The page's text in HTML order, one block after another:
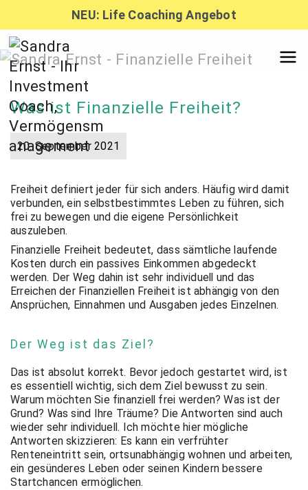
Inhalt
springen
NEU: Life Coaching Angebot
Ernst –
Finanzber
atung,
Investmen
t Coach,
Anlageber
atung
Was ist Finanzielle Freiheit?
20. September 2021
Freiheit definiert jeder für sich anders. Häufig wird damit
verbunden, ein selbstbestimmtes Leben zu führen, sich
frei zu bewegen und die eigene Persönlichkeit
auszuleben.
Finanzielle Freiheit bedeutet, dass sämtliche laufende
Kosten durch ein passives Einkommen abgedeckt
werden. Der Weg dahin ist sehr individuell und das
Erreichen der Finanziellen Freiheit ist abhängig von den
Ansprüchen, Einnahmen und Ausgaben jedes Einzelnen.
Der Weg ist das Ziel?
Das ist absolut korrekt. Bevor jedoch gestartet wird, ist
es essentiell wichtig, sich dem Ziel bewusst zu sein.
Warum möchten Sie finanziell frei werden? Was ist der
Grund? Was sind Ihre Träume? Die Antworten sind auch
wieder sehr individuell. Ich möchte hier mögliche
Antworten skizzieren: Es kann ein verfrühter
Renteneintritt sein, ortsunabhängig wohnen und arbeiten,
ein gesünderes Leben oder seinen Kindern bessere
Startchancen ermöglichen.